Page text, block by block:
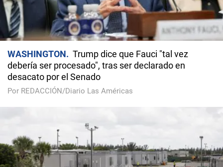
WASHINGTON
Trump dice que Fauci "tal vez
debería ser procesado", tras ser declarado en
desacato por el Senado
Por REDACCIÓN/Diario Las Américas